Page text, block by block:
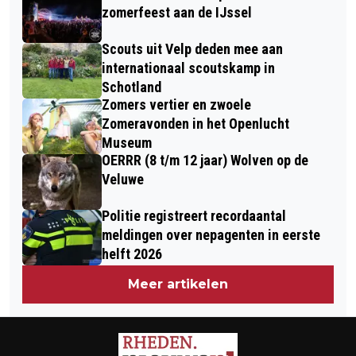
MAAR GA ZE NIET PLUKKEN!
LATEN SCHRIJVEN IN ONS RAADHUIS
VELP
zomerfeest aan de IJssel
Scouts uit Velp deden mee aan
internationaal scoutskamp in
Schotland
Zomers vertier en zwoele
Zomeravonden in het Openlucht
Museum
OERRR (8 t/m 12 jaar) Wolven op de
Veluwe
Politie registreert recordaantal
meldingen over nepagenten in eerste
helft 2026
Meer artikelen